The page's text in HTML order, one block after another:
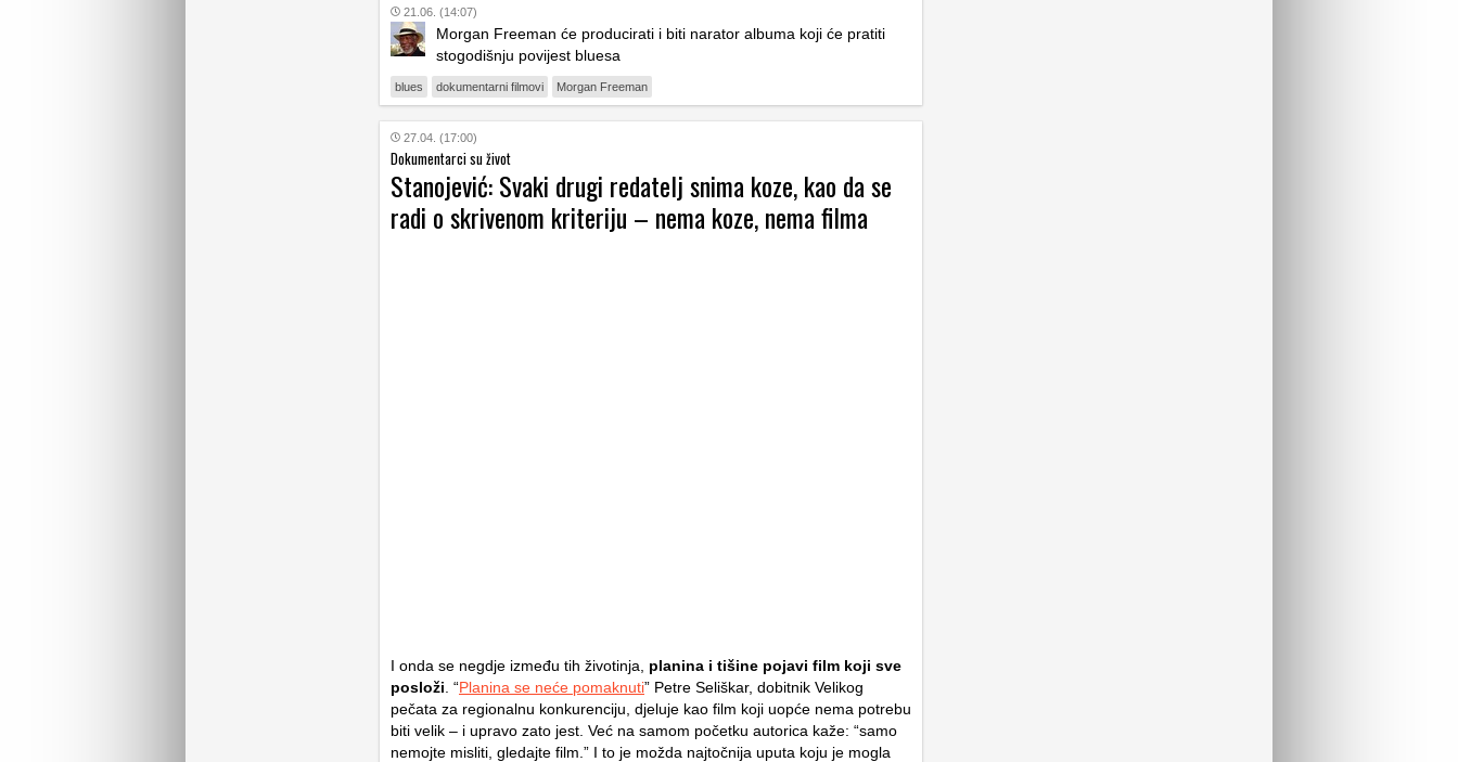
21.06. (14:07)
Morgan Freeman će producirati i biti narator albuma koji će pratiti
stogodišnju povijest bluesa
blues dokumentarni filmovi Morgan Freeman
27.04. (17:00)
Dokumentarci su život
Stanojević: Svaki drugi redatelj snima koze, kao da se
radi o skrivenom kriteriju – nema koze, nema filma
I onda se negdje između tih životinja, planina i tišine pojavi film koji sve
posloži . “Planina se neće pomaknuti” Petre Seliškar, dobitnik Velikog
pečata za regionalnu konkurenciju, djeluje kao film koji uopće nema potrebu
biti velik – i upravo zato jest. Već na samom početku autorica kaže: “samo
nemojte misliti, gledajte film.” I to je možda najtočnija uputa koju je mogla